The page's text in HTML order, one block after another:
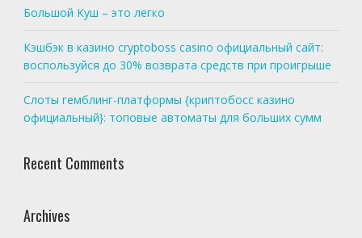
Большой Куш – это легко
Кэшбэк в казино cryptoboss casino официальный сайт:
воспользуйся до 30% возврата средств при проигрыше
Слоты гемблинг-платформы {криптобосс казино
официальный}: топовые автоматы для больших сумм
Recent Comments
Archives